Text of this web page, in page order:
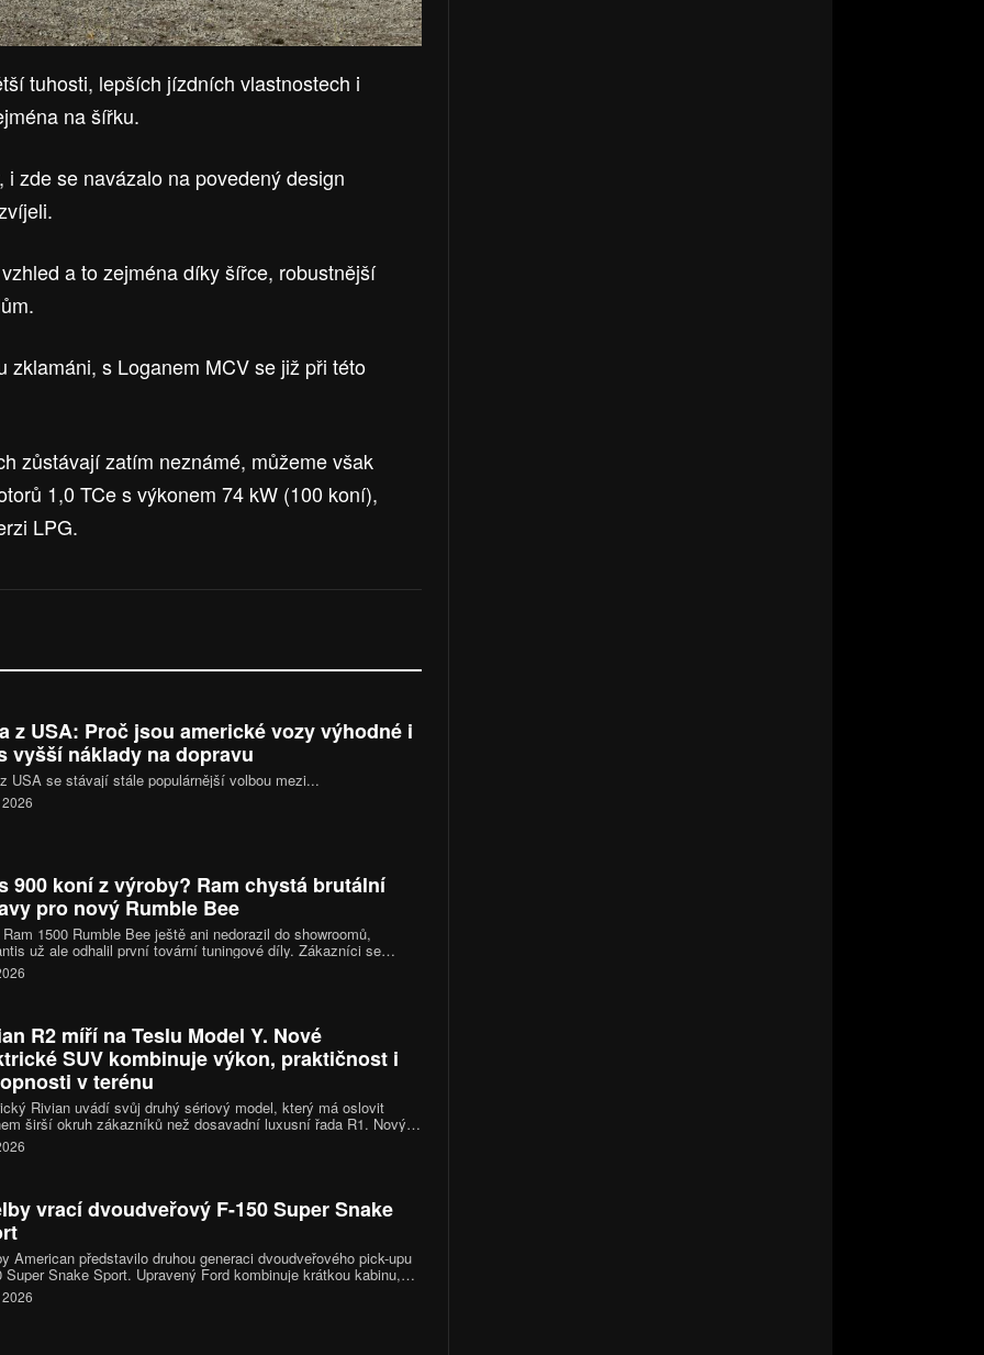
tuhosti, lepších jízdních vlastnostech i
na šířku.
zde se navázalo na povedený design
a to zejména díky šířce, robustnější
zklamáni, s Loganem MCV se již při této
zůstávají zatím neznámé, můžeme však
1,0 TCe s výkonem 74 kW (100 koní),
LPG.
z USA: Proč jsou americké vozy výhodné i
vyšší náklady na dopravu
USA se stávají stále populárnější volbou mezi...
900 koní z výroby? Ram chystá brutální
pro nový Rumble Bee
1500 Rumble Bee ještě ani nedorazil do showroomů,
už ale odhalil první tovární tuningové díly. Zákazníci se
těšit na kompresorové kity, sportovní podvozky i nové výfukové
Vrcholná verze SRT se díky nim dostane přes hranici 900
R2 míří na Teslu Model Y. Nové
SUV kombinuje výkon, praktičnost i
v terénu
Rivian uvádí svůj druhý sériový model, který má oslovit
širší okruh zákazníků než dosavadní luxusní řada R1. Nový
R2 přináší kompaktnější rozměry, výkon 656 koní, dojezd až
a ambice stát se jedním z nejzajímavějších elektrických
vrací dvoudveřový F-150 Super Snake
American představilo druhou generaci dvoudveřového pick-upu
Super Snake Sport. Upravený Ford kombinuje krátkou kabinu,
osmiválec a podvozek zaměřený na rychlou jízdu po silnici.
kompresorem nabídne výkon přes 810 koní, vznikne